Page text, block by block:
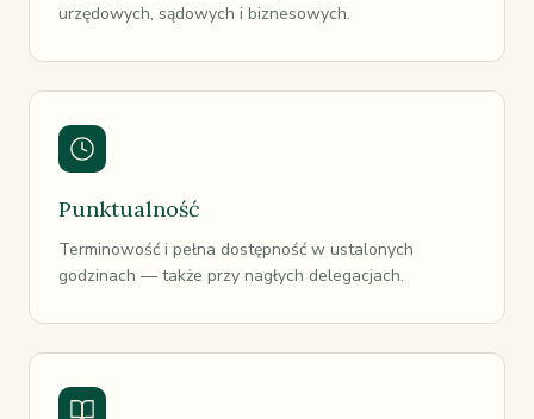
urzędowych, sądowych i biznesowych.
Punktualność
Terminowość i pełna dostępność w ustalonych
godzinach — także przy nagłych delegacjach.